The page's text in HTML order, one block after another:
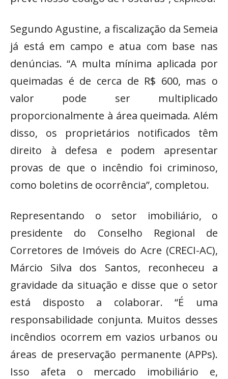
Segundo Agustine, a fiscalização da Semeia
já está em campo e atua com base nas
denúncias. “A multa mínima aplicada por
queimadas é de cerca de R$ 600, mas o
valor pode ser multiplicado
proporcionalmente à área queimada. Além
disso, os proprietários notificados têm
direito à defesa e podem apresentar
provas de que o incêndio foi criminoso,
como boletins de ocorrência”, completou.
Representando o setor imobiliário, o
presidente do Conselho Regional de
Corretores de Imóveis do Acre (CRECI-AC),
Márcio Silva dos Santos, reconheceu a
gravidade da situação e disse que o setor
está disposto a colaborar. “É uma
responsabilidade conjunta. Muitos desses
incêndios ocorrem em vazios urbanos ou
áreas de preservação permanente (APPs).
Isso afeta o mercado imobiliário e,